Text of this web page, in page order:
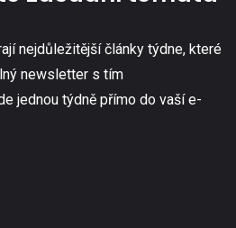
nejdůležitější články týdne, které
newsletter s tím
jednou týdně přímo do vaší e-